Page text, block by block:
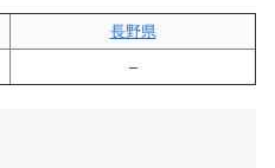
長野県
–